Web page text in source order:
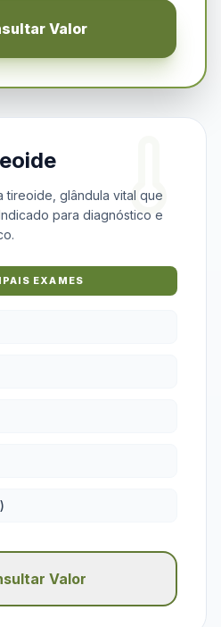
Valor
tireoide, glândula vital que
para diagnóstico e
EXAMES
Valor